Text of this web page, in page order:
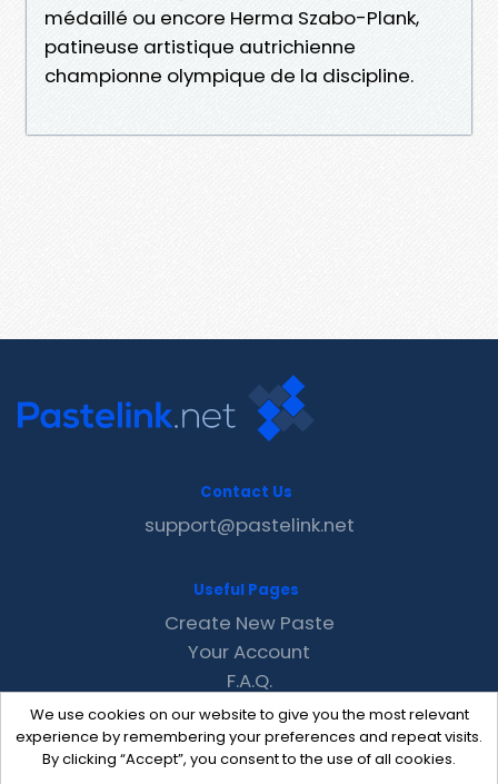
médaillé ou encore Herma Szabo-Plank,
patineuse artistique autrichienne
championne olympique de la discipline.
We use cookies on our website to give you the most relevant
experience by remembering your preferences and repeat visits.
By clicking “Accept”, you consent to the use of all cookies.
Contact Us
support@pastelink.net
Useful Pages
Create New Paste
Your Account
F.A.Q.
Recent
Contact